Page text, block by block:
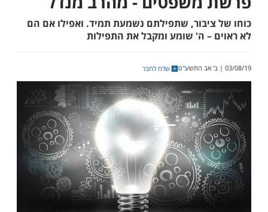
דבר תורה לקראת
משפטים - מהרב מנדל
שתפילתם נשמעת תמיד. ואפילו אם הם
– ה' שומע ומקבל את התפילות
שלח לחבר